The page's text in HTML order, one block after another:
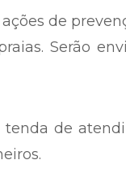
de
Serão
tenda de